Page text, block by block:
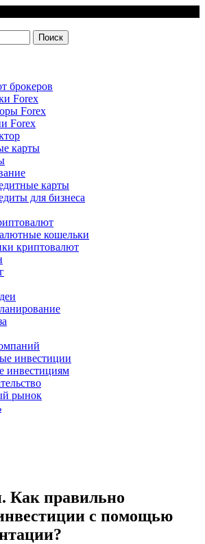
брокеров
Forex
Forex
Forex
карты
карты
для бизнеса
кошельки
криптовалют
инвестиции
инвестициям
рынок
Как правильно
с помощью